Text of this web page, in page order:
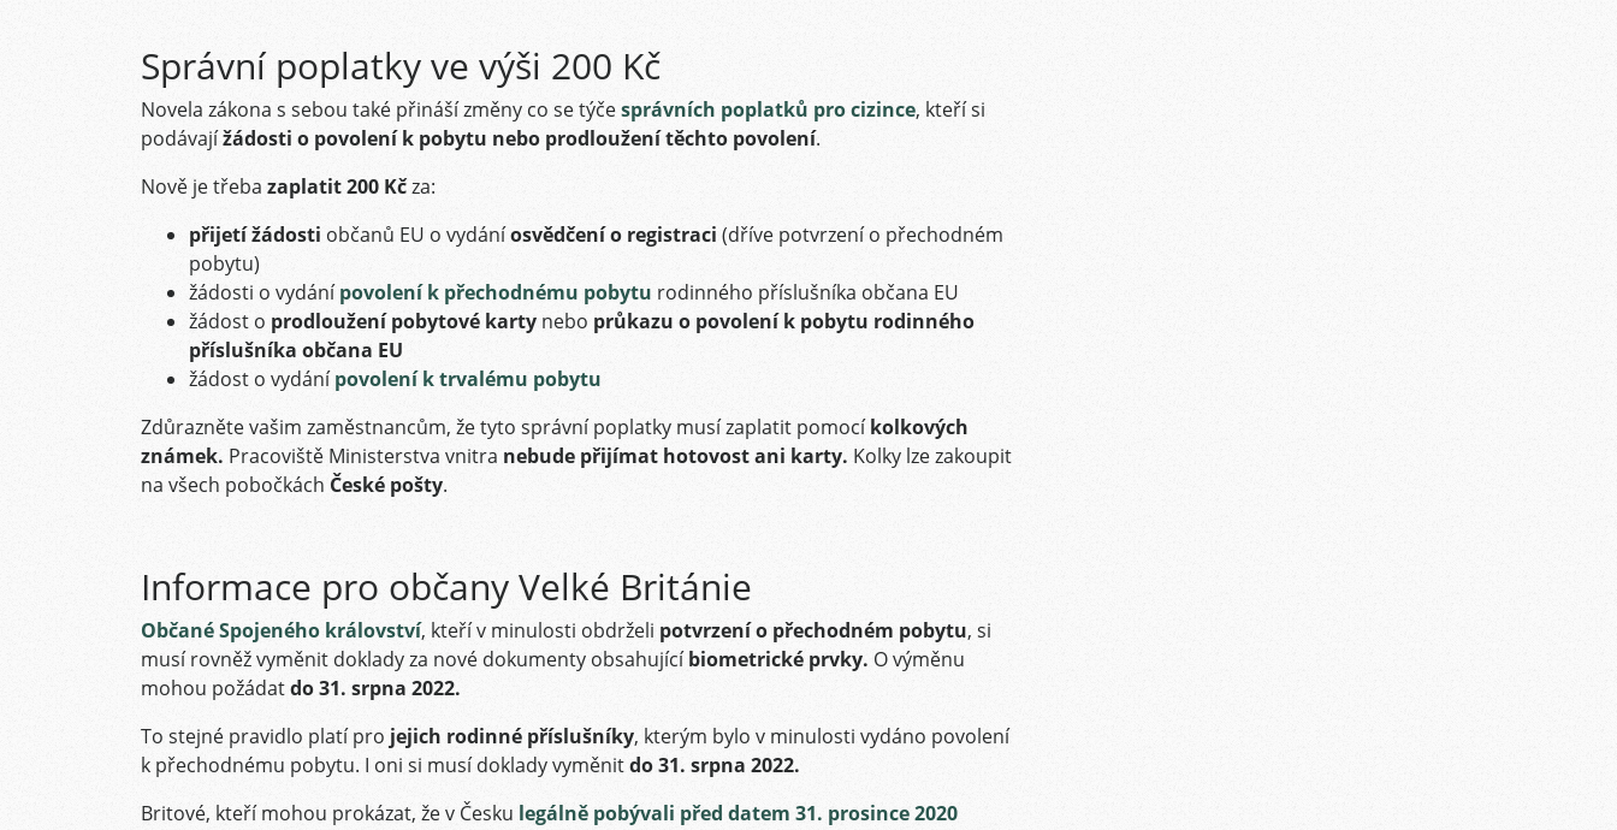
Správní poplatky ve výši 200 Kč
Novela zákona s sebou také přináší změny co se týčesprávních poplatků pro cizince, kteří si
podávajížádosti o povolení k pobytu nebo prodloužení těchto povolení.
Nově je třeba zaplatit 200 Kčza:
přijetí žádosti občanů EU o vydáníosvědčení o registraci (dříve potvrzení o přechodném
pobytu)
žádosti o vydánípovolení k přechodnému pobytu rodinného příslušníka občana EU
žádost o prodloužení pobytové karty nebo průkazu o povolení k pobytu rodinného
příslušníka občana EU
žádost o vydánípovolení k trvalému pobytu
Zdůrazněte vašim zaměstnancům, že tyto správní poplatky musí zaplatit pomocíkolkových
známek. Pracoviště Ministerstva vnitra nebude přijímat hotovost ani karty. Kolky lze zakoupit
na všech pobočkách České pošty.
Informace pro občany Velké Británie
Občané Spojeného království, kteří v minulosti obdrželi potvrzení o přechodném pobytu, si
musí rovněž vyměnit doklady za nové dokumenty obsahujícíbiometrické prvky. O výměnu
mohou požádatdo 31. srpna 2022.
To stejné pravidlo platí pro jejich rodinné příslušníky, kterým bylo v minulosti vydáno povolení
k přechodnému pobytu. I oni si musí doklady vyměnitdo 31. srpna 2022.
Britové, kteří mohou prokázat, že v Česku legálně pobývali před datem 31. prosince 2020